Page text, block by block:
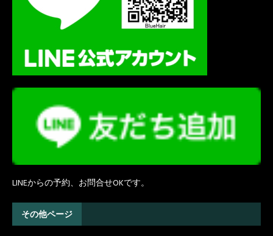
LINEからの予約、お問合せOKです。
その他ページ